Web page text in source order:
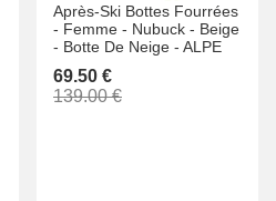
Après-Ski Bottes Fourrées
- Femme - Nubuck - Beige
- Botte De Neige - ALPE
69.50 €
139.00 €